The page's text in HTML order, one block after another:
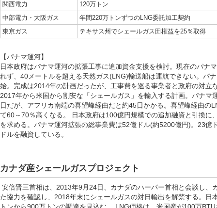
関西電力
120万トン
中部電力・大阪ガス
年間220万トンずつのLNG委託加工契約
東京ガス
テキサス州でシェールガス田権益を25％取得
【パナマ運河】
日本政府はパナマ運河の拡張工事に追加資金支援を検討。現在のパナ
れず、40メートルを超える天然ガス(LNG)輸送船は運航できない。パ
始。完成は2014年の計画だったが、工事費を巡る事業者と政府の対立
2017年から米国から割安な「シェールガス」を輸入する計画。パナマ
日だが、アフリカ南端の喜望峰経由だと約45日かかる。喜望峰経由の
て60～70％高くなる。 日本政府は100億円規模での追加融資と引換に
を求める。パナマ運河拡張の総事業費は52億ドル(約5200億円)。23億
ドルを融資している。
カナダ産シェールガスプロジェクト
安倍晋三首相は、2013年9月24日、カナダのハーパー首相と会談し、
た協力を確認し、2018年末にシェールガスの対日輸出を解禁する。日